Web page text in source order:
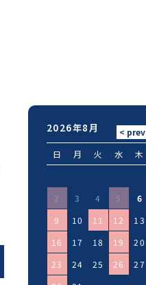
2026年8月
日 月 火 水 木
2
3 4 5 6
9
10 11 12 13
16
17 18 19 20
23
24 25 26 27